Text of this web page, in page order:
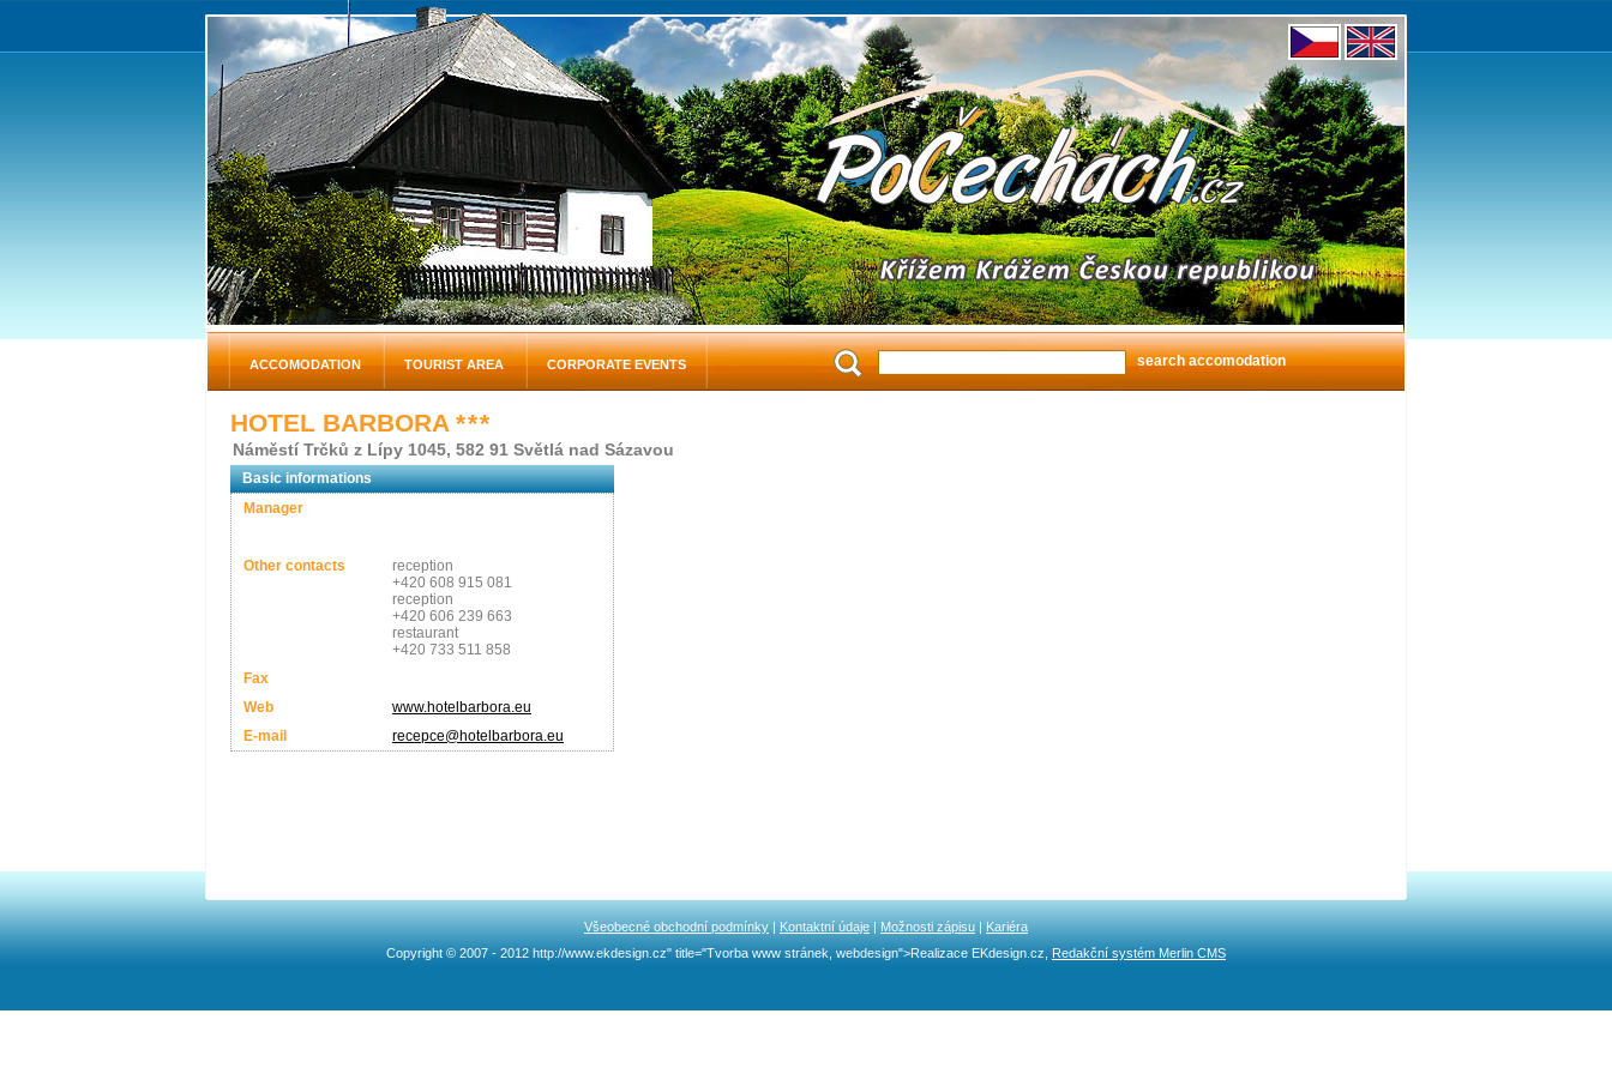
HOTEL BARBORA * * *
Náměstí Trčků z Lípy 1045, 582 91 Světlá nad Sázavou
Basic informations
Manager
Other contacts
reception
+420 608 915 081
reception
+420 606 239 663
restaurant
+420 733 511 858
Fax
Web
www.hotelbarbora.eu
E-mail
recepce@hotelbarbora.eu
ACCOMODATION TOURIST AREA CORPORATE EVENTS
Všeobecné obchodní podmínky | Kontaktní údaje | Možnosti zápisu | Kariéra
Copyright © 2007 - 2012 http://www.ekdesign.cz" title="Tvorba www stránek, webdesign">Realizace EKdesign.cz, Redakční systém Merlin CMS